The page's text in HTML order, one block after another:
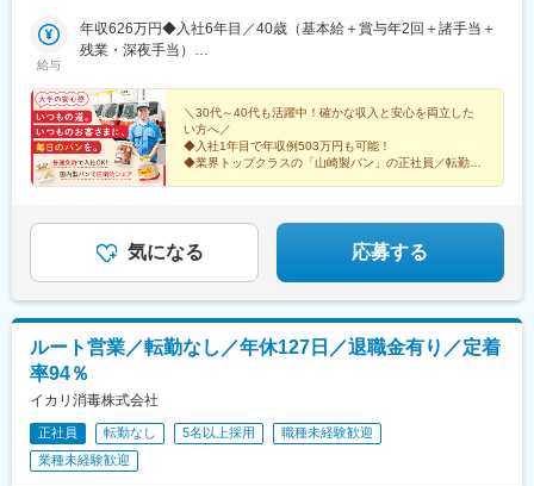
たい」という方を応援します！入社に伴う転居が必要な場合は、
引越費用を最大10万円まで会社が補助。新生活のスタートをサポ
東戸塚駅、鴨居駅、平塚駅、荻川駅、直江津駅、宮内駅(新潟県)、
小杉駅、春江駅、敦賀駅、屋代高校前駅、小井川駅、小田井駅、
駅、綾部駅、西神中央駅、溝口駅、ひこね芹川駅、関駅(三重県)、
総社駅、河戸帆待川駅、周布駅、嘉川駅、北伊予駅、豊浜駅、鳴
門駅、ししぶ駅、東多久駅、西諫早駅、鶴崎駅、松橋駅、青井岳
駅
給与
年収626万円◆入社6年目／40歳（基本給＋賞与年2回＋諸手当＋
残業・深夜手当）
残業・深夜手当）
＼30代～40代も活躍中！確かな収入と安心を両立した
い方へ／
◆入社1年目で年収例503万円も可能！
◆業界トップクラスの「山崎製パン」の正社員／転勤な
◆自分の時間も大切にできる
気になる 応募する
ルート営業／転勤なし／年休127日／退職金有り／定着
率94％
イカリ消毒株式会社
正社員 転勤なし 5名以上採用
職種未経験歓迎
業種未経験歓迎